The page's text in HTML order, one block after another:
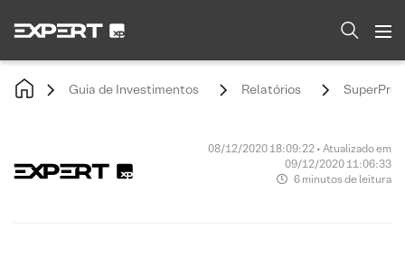
Guia de Investimentos Relatórios
08/12/2020 18:09:22 • Atualizado em
09/12/2020 11:06:33
6 minutos de leitura